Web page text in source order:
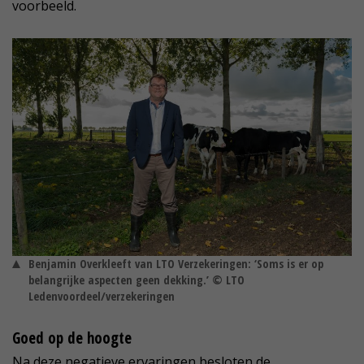
voorbeeld.
Benjamin Overkleeft van LTO Verzekeringen: ‘Soms is er op
belangrijke aspecten geen dekking.’ © LTO
Ledenvoordeel/verzekeringen
Goed op de hoogte